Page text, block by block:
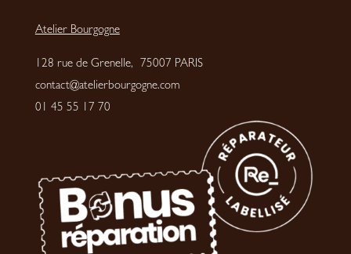
Atelier Bourgogne
128 rue de Grenelle, 75007 PARIS
contact@atelierbourgogne.com
01 45 55 17 70